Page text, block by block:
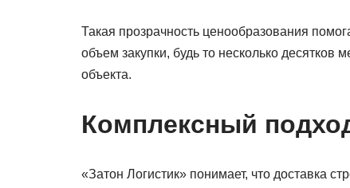
Такая прозрачность ценообразования
объем закупки, будь то несколько десятков
объекта.
Комплексный
«Затон Логистик» понимает, что доставка